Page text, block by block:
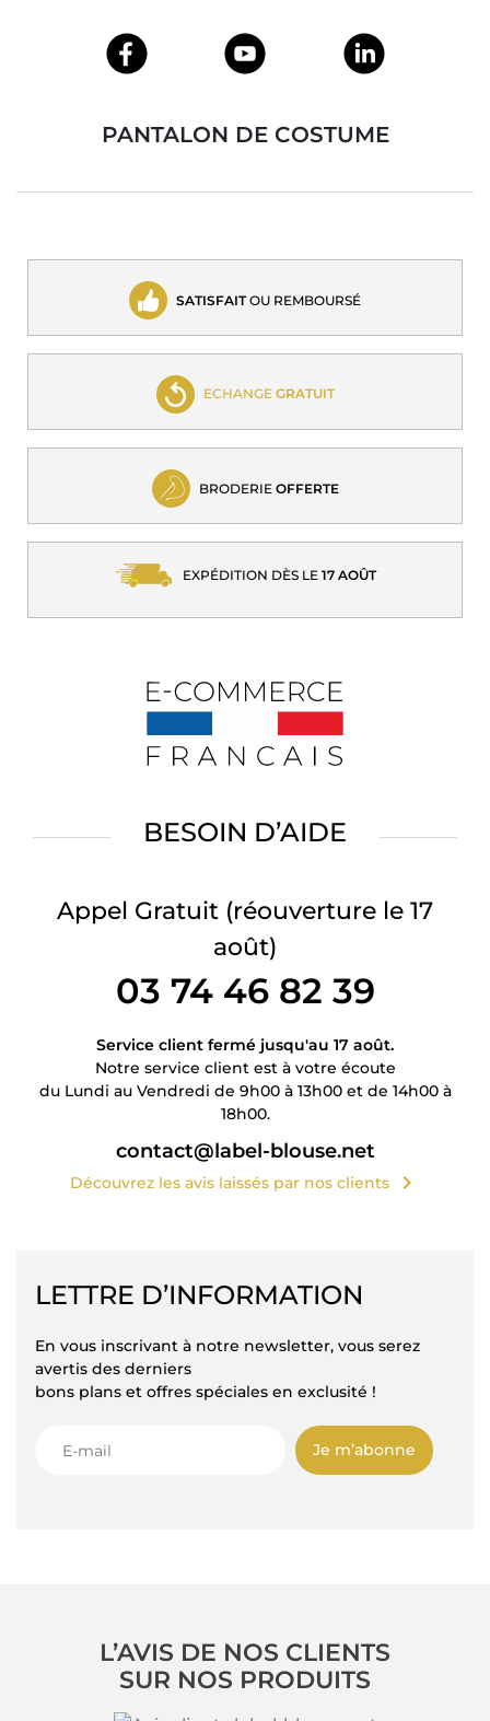
PANTALON DE COSTUME
SATISFAITOU REMBOURSÉ
ECHANGE GRATUIT
BRODERIE OFFERTE
EXPÉDITION DÈS LE 17 AOÛT
BESOIN D’AIDE
Appel Gratuit (réouverture le 17
août)
03 74 46 82 39
Service client fermé jusqu'au 17 août.
Notre service client est à votre écoute
du Lundi au Vendredi de 9h00 à 13h00 et de 14h00 à
18h00.
contact@label-blouse.net
Découvrez les avis laissés par nos clients chevron_right
LETTRE D’INFORMATION
En vous inscrivant à notre newsletter, vous serez
avertis des derniers
bons plans et offres spéciales en exclusité !
Je m’abonne
L’AVIS DE NOS CLIENTS
SUR NOS PRODUITS